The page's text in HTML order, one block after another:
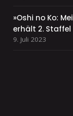
»Oshi no Ko:
erhält 2. Staffel
9. Juli 2023